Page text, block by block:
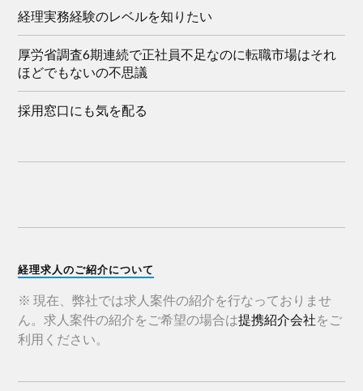
経理実務経験のレベルを知りたい
厚労省調査6期連続で正社員不足なのに転職市場はそれ
ほどでもないの不思議
採用窓口にも気を配る
経理求人のご紹介について
※ 現在、弊社では求人案件の紹介を行なっておりませ
ん。求人案件の紹介をご希望の場合は提携紹介会社をご
利用ください。